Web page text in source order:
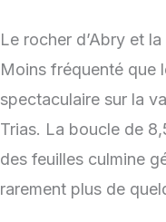
Le rocher d’Abry et
Moins fréquenté que
spectaculaire sur la
Trias. La boucle de
des feuilles culmine
rarement plus de